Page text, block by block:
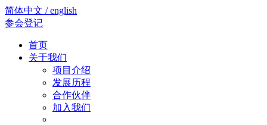
简体中文 / english
参会登记
首页
关于我们
项目介绍
发展历程
合作伙伴
加入我们